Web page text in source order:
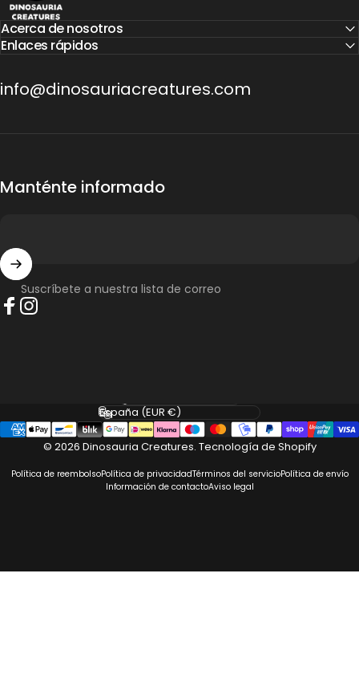
Acerca de nosotros
Enlaces rápidos
info@dinosauriacreatures.com
Manténte informado
Suscríbete a nuestra lista de correo
© 2026 Dinosauria Creatures. Tecnología de Shopify
Política de reembolsoPolítica de privacidadTérminos del servicioPolítica de envío
Información de contactoAviso legal
Idioma
País/región